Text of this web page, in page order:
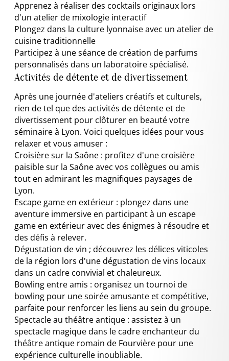
Apprenez à réaliser des cocktails originaux lors
d'un atelier de mixologie interactif
Plongez dans la culture lyonnaise avec un atelier de
cuisine traditionnelle
Participez à une séance de création de parfums
personnalisés dans un laboratoire spécialisé.
Activités de détente et de divertissement
Après une journée d'ateliers créatifs et culturels,
rien de tel que des activités de détente et de
divertissement pour clôturer en beauté votre
séminaire à Lyon. Voici quelques idées pour vous
relaxer et vous amuser :
Croisière sur la Saône : profitez d'une croisière
paisible sur la Saône avec vos collègues ou amis
tout en admirant les magnifiques paysages de
Lyon.
Escape game en extérieur : plongez dans une
aventure immersive en participant à un escape
game en extérieur avec des énigmes à résoudre et
des défis à relever.
Dégustation de vin ; découvrez les délices viticoles
de la région lors d'une dégustation de vins locaux
dans un cadre convivial et chaleureux.
Bowling entre amis : organisez un tournoi de
bowling pour une soirée amusante et compétitive,
parfaite pour renforcer les liens au sein du groupe.
Spectacle au théâtre antique : assistez à un
spectacle magique dans le cadre enchanteur du
théâtre antique romain de Fourvière pour une
expérience culturelle inoubliable.